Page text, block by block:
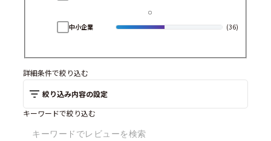
中小企業 (36)
詳細条件で絞り込む
絞り込み内容の設定
キーワードで絞り込む